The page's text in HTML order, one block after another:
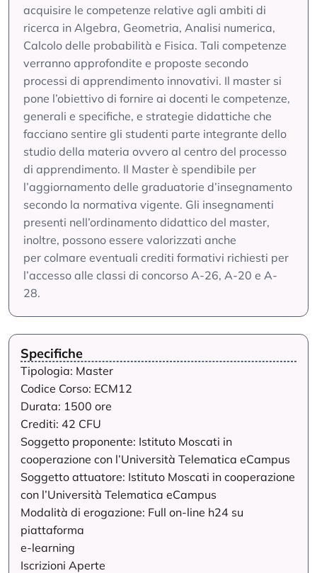
acquisire le competenze relative agli ambiti di
ricerca in Algebra, Geometria, Analisi numerica,
Calcolo delle probabilità e Fisica. Tali competenze
verranno approfondite e proposte secondo
processi di apprendimento innovativi. Il master si
pone l’obiettivo di fornire ai docenti le competenze,
generali e specifiche, e strategie didattiche che
facciano sentire gli studenti parte integrante dello
studio della materia ovvero al centro del processo
di apprendimento. Il Master è spendibile per
l’aggiornamento delle graduatorie d’insegnamento
secondo la normativa vigente. Gli insegnamenti
presenti nell’ordinamento didattico del master,
inoltre, possono essere valorizzati anche
per colmare eventuali crediti formativi richiesti per
l’accesso alle classi di concorso A-26, A-20 e A-
28.
Specifiche
Tipologia: Master
Codice Corso: ECM12
Durata: 1500 ore
Crediti: 42 CFU
Soggetto proponente: Istituto Moscati in
cooperazione con l’Università Telematica eCampus
Soggetto attuatore: Istituto Moscati in cooperazione
con l’Università Telematica eCampus
Modalità di erogazione: Full on-line h24 su
piattaforma
e-learning
Iscrizioni Aperte